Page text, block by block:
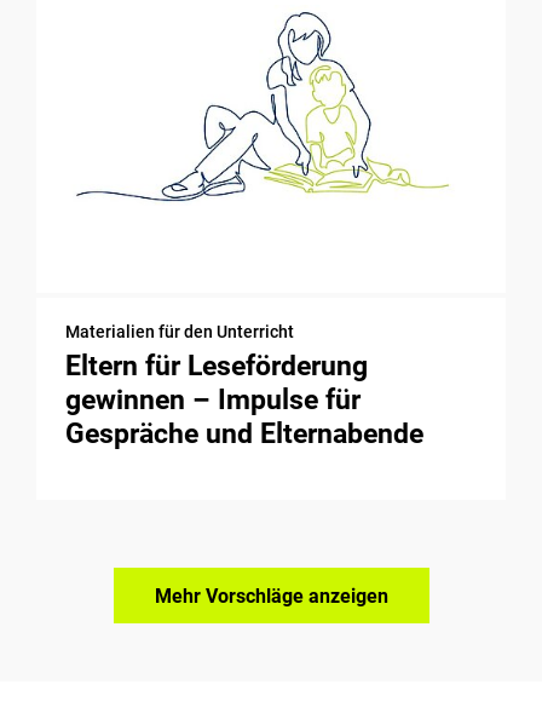
Materialien für den Unterricht
Eltern für Leseförderung
gewinnen – Impulse für
Gespräche und Elternabende
Mehr Vorschläge anzeigen